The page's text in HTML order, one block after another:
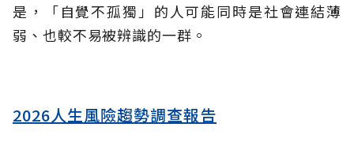
是，「自覺不孤獨」的人可能同時是社會連結薄
弱、也較不易被辨識的一群。
2026人生風險趨勢調查報告